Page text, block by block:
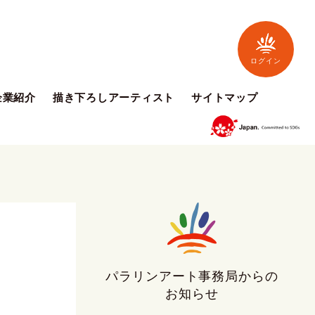
紹介 描き下ろしアーティスト サイトマップ
ログイン
パラリンアート事務局からの
お知らせ